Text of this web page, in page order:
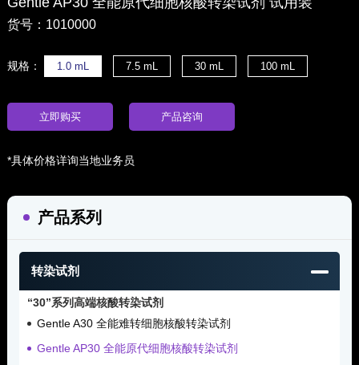
货号：1010000
规格： 1.0 mL 7.5 mL 30 mL 100 mL
立即购买 产品咨询
*具体价格详询当地业务员
产品系列
转染试剂
“30”系列高端核酸转染试剂
Gentle A30 全能难转细胞核酸转染试剂
Gentle AP30 全能原代细胞核酸转染试剂